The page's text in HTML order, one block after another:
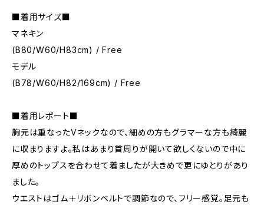
■着用サイズ■
マネキン
(B80/W60/H83cm) / Free
モデル
(B78/W60/H82/169cm) / Free
■着用レポート■
胸元は重なったVネックなので、細めの方もグラマーな方も綺麗
に収まりますよ。私はあまり首周りが開いて欲しくないので中に
厚めのトップスを合わせて着ましたが大きめで更にゆとりがあり
ました。
ウエストはゴム＋リボンベルトで調節なので、フリー感覚。足元も